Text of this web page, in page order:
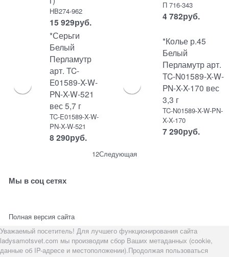
HB274-962
15 929руб.
П 716-343
4 782руб.
*Серьги
Белый
Перламутр
арт. TC-
E01589-X-W-
PN-X-W-521
вес 5,7 г
TC-E01589-X-W-
PN-X-W-521
8 290руб.
*Колье р.45
Белый
Перламутр арт.
TC-N01589-X-W-
PN-X-X-170 вес
3,3 г
TC-N01589-X-W-PN-
X-X-170
7 290руб.
12Следующая
Мы в соц сетях
Полная версия сайта
Уважаемый посетитель! Для лучшего функционирования сайта
ladysamotsvet.com мы производим сбор Ваших метаданных (cookie,
данные об IP-адресе и местоположении).Продолжая пользоваться